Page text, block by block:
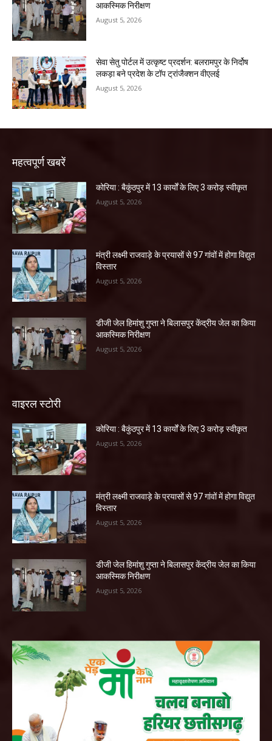
आकस्मिक निरीक्षण
August 5, 2026
सेवा सेतु पोर्टल में उत्कृष्ट प्रदर्शन: बलरामपुर के निर्दोष
लकड़ा बने प्रदेश के टॉप ट्रांजैक्शन वीएलई
August 5, 2026
महत्वपूर्ण खबरें
कोरिया : बैकुंठपुर में 13 कार्यों के लिए 3 करोड़ स्वीकृत
August 5, 2026
मंत्री लक्ष्मी राजवाड़े के प्रयासों से 97 गांवों में होगा विद्युत
विस्तार
August 5, 2026
डीजी जेल हिमांशु गुप्ता ने बिलासपुर केंद्रीय जेल का किया
आकस्मिक निरीक्षण
August 5, 2026
वाइरल स्टोरी
कोरिया : बैकुंठपुर में 13 कार्यों के लिए 3 करोड़ स्वीकृत
August 5, 2026
मंत्री लक्ष्मी राजवाड़े के प्रयासों से 97 गांवों में होगा विद्युत
विस्तार
August 5, 2026
डीजी जेल हिमांशु गुप्ता ने बिलासपुर केंद्रीय जेल का किया
आकस्मिक निरीक्षण
August 5, 2026